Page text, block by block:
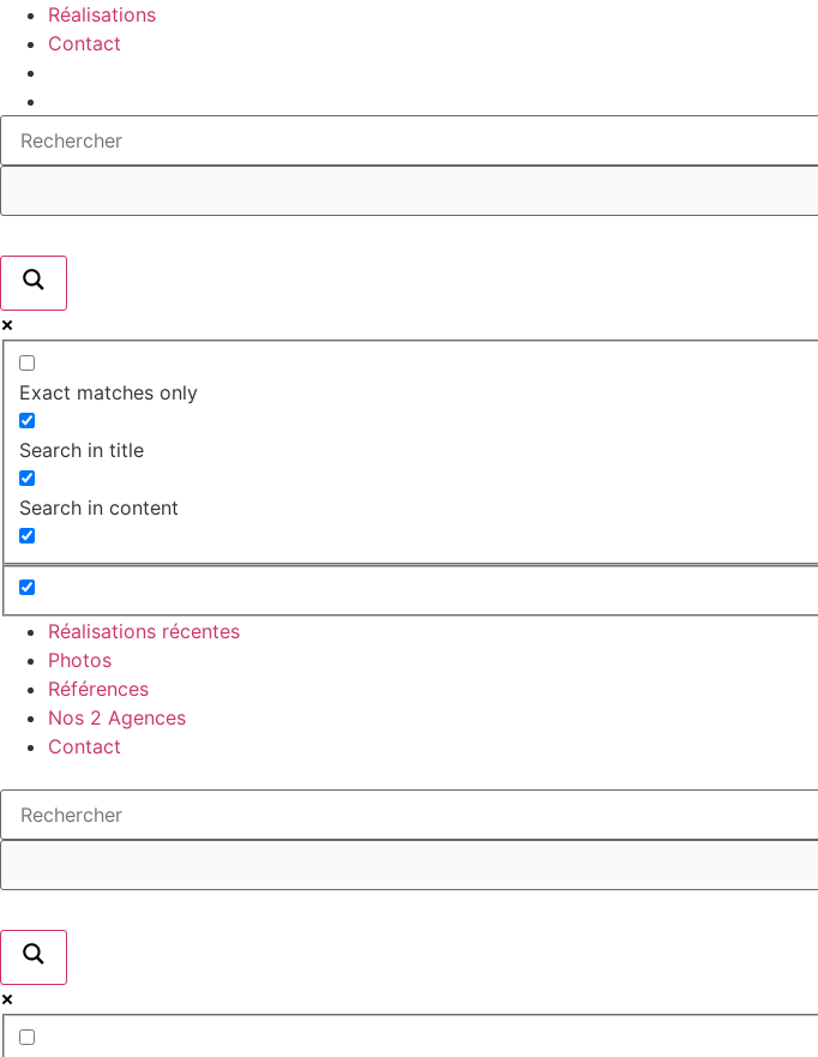
Réalisations
Contact
Exact matches only
Search in title
Search in content
Réalisations récentes
Photos
Références
Nos 2 Agences
Contact